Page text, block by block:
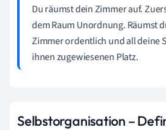
Du räumst dein Zimmer auf.
dem Raum Unordnung. Räumst
Zimmer ordentlich und all deine
ihnen zugewiesenen Platz.
Selbstorganisation –